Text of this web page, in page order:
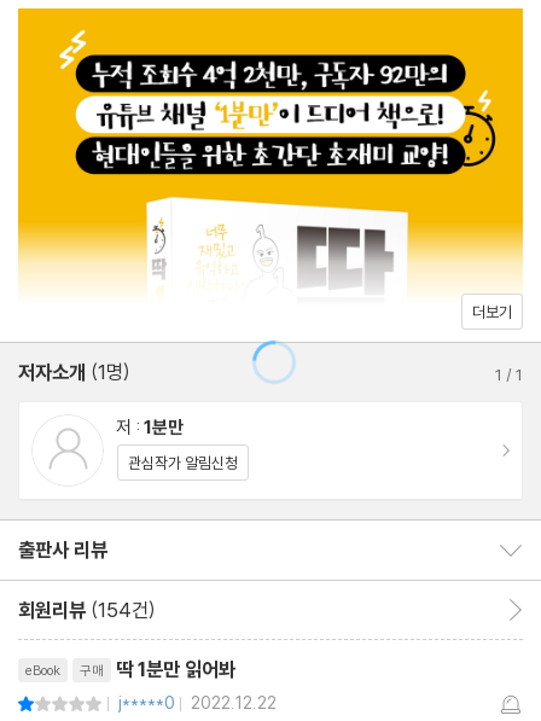
미있게 풀어냈다. 일단 질문부터가 재미있다. 이 책에 담긴 기발하고
신박한 155가지 질문은 그냥 단순히 고른 것이 아니라 ‘1분만’의 모
든 제작 스태프들이 재미있고 신기한 세상의 소식을 추려내고 또 추
려낸 것이다. 살다 보면 누구나 궁금하지만 무심히 지나치는 질문이
있다. 이 책에는 ‘주말이 너무 빨리 가는 이유’ ‘절체절명의 급똥 해
결 방법’ 등 생활 속 궁금증뿐만 아니라 ‘홍길동 이름을 왜 예시로 쓸
까?’ ‘주민번호 뒷자리를 알려주면 안 되는 이유’ 등 사회적인 질문
도 가득하다. 또한 ‘민트가 치약맛일까, 치약이 민트맛일까?’ ‘읽씹
과 안읽씸, 뭐가 더 나쁠까?’ 등 엉뚱한 질문으로 우리의 뇌를 유쾌
하게 자극한다. 질문과 호기심으로 세상을 바라보면 건조하던 일상
다닥 일독하는 155분의 시간이 마치 1분처럼 지난 후에는 세상과
주변, 나를 둘러싼 모든 일상에 대해 호기심 가득한 사람으로 거듭난
산타와 물리학
밤낮이 바뀌면 안 되는 이유
촉법소년은 살인해도 감옥에 안 갈까?
잠을 계속 안 자면 어떻게 될까?
주말이 너무 빨리 가는 이유
여자는 절대 모르는 남자 화장실의 비밀
택배를 문 앞에 둬도 왜 안 훔쳐갈까?
어린이날 선물은 몇 살까지 받을까?
껌을 꿀꺽 삼켜도 될까?
“나 달라진 거 없어?”라고 여친이 물을 때 대처법
14억 명 중국인들이 축구를 못하는 이유
외국에선 왜 집에서 신발을 신을까?
‘가드 불가 기술’을 막는 가드법
만리장성의 끝은 과연 어디일까?
절체절명의 급똥 해결 방법
경기장의 관중에겐 초상권이 있을까?
더보기
저자소개 (1명) 1 /1
저 : 1분만
관심작가 알림신청
출판사 리뷰
회원리뷰 (154건)
eBook 구매 딱 1분만 읽어봐
| j*****0 | 2022.12.22